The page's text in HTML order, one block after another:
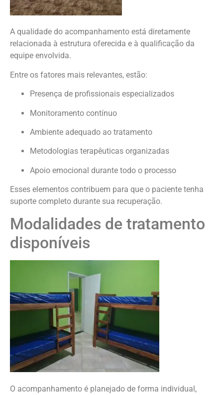
A qualidade do acompanhamento está diretamente
relacionada à estrutura oferecida e à qualificação da
equipe envolvida.
Entre os fatores mais relevantes, estão:
Presença de profissionais especializados
Monitoramento contínuo
Ambiente adequado ao tratamento
Metodologias terapêuticas organizadas
Apoio emocional durante todo o processo
Esses elementos contribuem para que o paciente tenha
suporte completo durante sua recuperação.
Modalidades de tratamento
disponíveis
O acompanhamento é planejado de forma individual,